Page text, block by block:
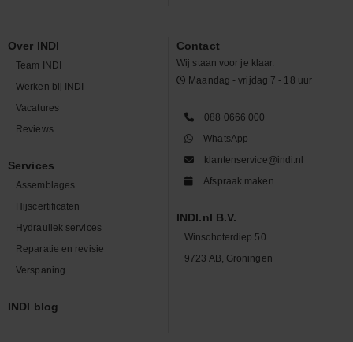
Over INDI
Team INDI
Werken bij INDI
Vacatures
Reviews
Services
Assemblages
Hijscertificaten
Hydrauliek services
Reparatie en revisie
Verspaning
INDI blog
Contact
Wij staan voor je klaar.
Maandag - vrijdag 7 - 18 uur
088 0666 000
WhatsApp
klantenservice@indi.nl
Afspraak maken
INDI.nl B.V.
Winschoterdiep 50
9723 AB, Groningen